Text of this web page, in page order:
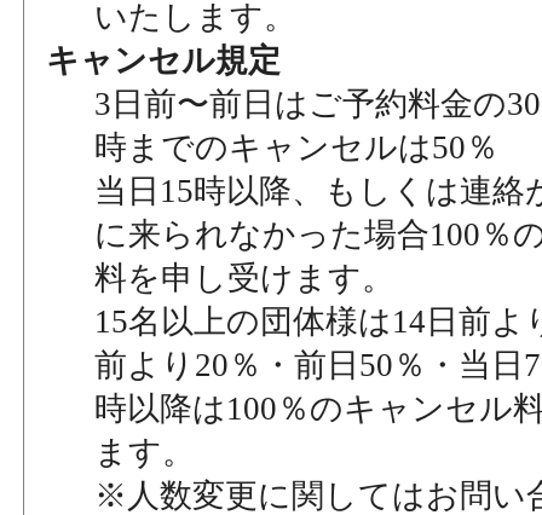
いたします。
キャンセル規定
3日前〜前日はご予約料金の
時までのキャンセルは50％
当日15時以降、もしくは連絡
に来られなかった場合100％
料を申し受けます。
15名以上の団体様は14日前よ
前より20％・前日50％・当日
時以降は100％のキャンセル
ます。
※人数変更に関してはお問い